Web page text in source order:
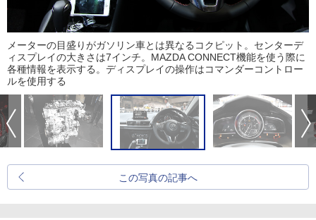
メーターの目盛りがガソリン車とは異なるコクピット。センターデ
ィスプレイの大きさは7インチ。MAZDA CONNECT機能を使う際に
各種情報を表示する。ディスプレイの操作はコマンダーコントロー
ルを使用する
この写真の記事へ